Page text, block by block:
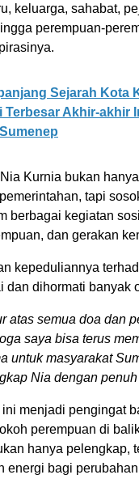
keluarga, sahabat,
perempuan-
Sejarah Kota
Terbesar Akhir-akhir
Kurnia bukan
tapi
berbagai kegiatan
dan gerakan
kepeduliannya
dan dihormati banyak
atas semua doa dan
saya bisa terus
untuk masyarakat
Nia dengan
menjadi pengingat
perempuan di
hanya pelengkap,
energi bagi